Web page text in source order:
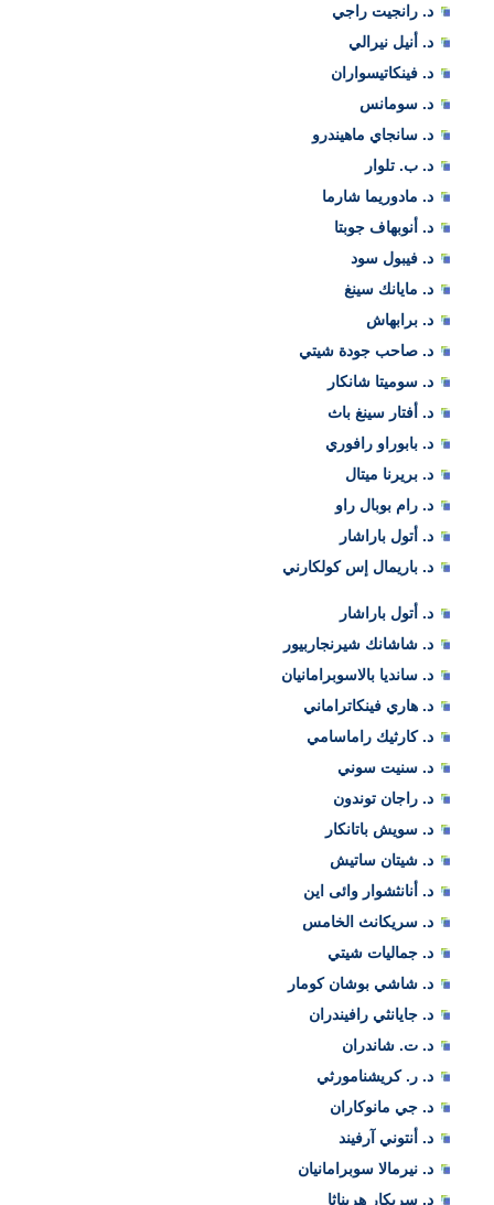
د. رانجيت راجي
د. أنيل نيرالي
د. فينكاتيسواران
د. سومانس
د. سانجاي ماهيندرو
د. ب. تلوار
د. مادوريما شارما
د. أنوبهاف جوبتا
د. فيبول سود
د. مايانك سينغ
د. برابهاش
د. صاحب جودة شيتي
د. سوميتا شانكار
د. أفتار سينغ باث
د. بابوراو رافوري
د. بريرنا ميتال
د. رام بوبال راو
د. أتول باراشار
د. باريمال إس كولكارني
د. أتول باراشار
د. شاشانك شيرنجاربيور
د. سانديا بالاسوبرامانيان
د. هاري فينكاتراماني
د. كارثيك راماسامي
د. سنيت سوني
د. راجان توندون
د. سويش باتانكار
د. شيتان ساتيش
د. أنانثشوار وائی این
د. سريكانث الخامس
د. جماليات شيتي
د. شاشي بوشان كومار
د. جايانثي رافيندران
د. ت. شاندران
د. ر. كريشنامورثي
د. جي مانوكاران
د. أنتوني آرفيند
د. نيرمالا سوبرامانيان
د. سريكار هريناثا